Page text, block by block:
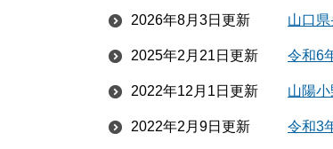
2026年8月3日更新 山口
2025年2月21日更新 令和6
2022年12月1日更新 山陽
2022年2月9日更新 令和3